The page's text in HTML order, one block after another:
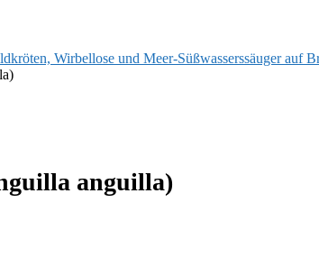
Wirbellose und Meer-Süßwasserssäuger auf
anguilla)